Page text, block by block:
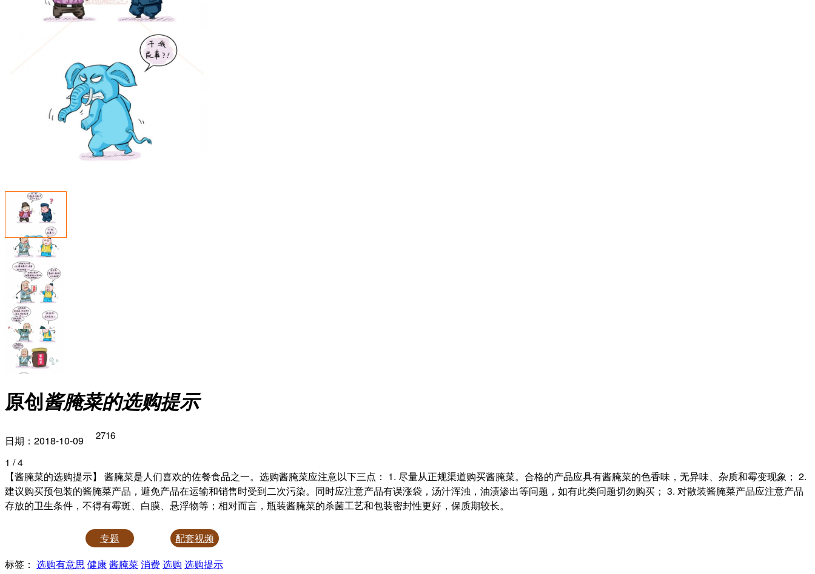
原创酱腌菜的选购提示
日期：2018-10-09 2716
1 / 4
【酱腌菜的选购提示】 酱腌菜是人们喜欢的佐餐食品之一。选购酱腌菜应注意以下三点： 1. 尽量从正规渠道购买酱腌菜。合格的产品应具有酱腌菜的色香味，无异味、杂质和霉变现象； 2.
建议购买预包装的酱腌菜产品，避免产品在运输和销售时受到二次污染。同时应注意产品有误涨袋，汤汁浑浊，油渍渗出等问题，如有此类问题切勿购买； 3. 对散装酱腌菜产品应注意产品
存放的卫生条件，不得有霉斑、白膜、悬浮物等；相对而言，瓶装酱腌菜的杀菌工艺和包装密封性更好，保质期较长。
专题
配套视频
标签： 选购有意思 健康酱腌菜消费选购 选购提示